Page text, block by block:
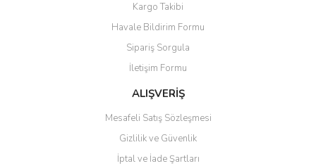
Kargo Takibi
Havale Bildirim Formu
Sipariş Sorgula
İletişim Formu
ALIŞVERİŞ
Mesafeli Satış Sözleşmesi
Gizlilik ve Güvenlik
İptal ve İade Şartları